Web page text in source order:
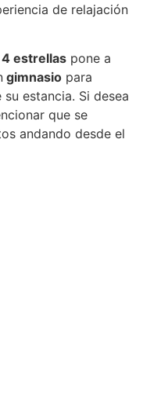
de relajación
4 estrellas pone a
gimnasio para
estancia. Si desea
que se
andando desde el